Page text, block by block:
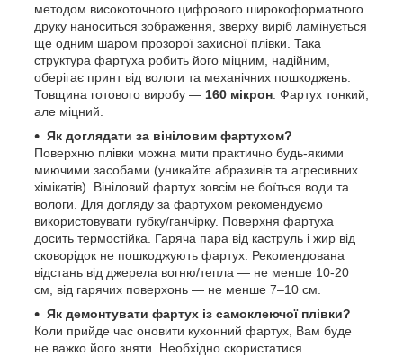
методом високоточного цифрового широкоформатного
друку наноситься зображення, зверху виріб ламінується
ще одним шаром прозорої захисної плівки. Така
структура фартуха робить його міцним, надійним,
оберігає принт від вологи та механічних пошкоджень.
Товщина готового виробу — 160 мікрон . Фартух тонкий,
але міцний.
Як доглядати за вініловим фартухом?
Поверхню плівки можна мити практично будь-якими
миючими засобами (уникайте абразивів та агресивних
хімікатів). Вініловий фартух зовсім не боїться води та
вологи. Для догляду за фартухом рекомендуємо
використовувати губку/ганчірку. Поверхня фартуха
досить термостійка. Гаряча пара від каструль і жир від
сковорідок не пошкоджують фартух. Рекомендована
відстань від джерела вогню/тепла — не менше 10-20
см, від гарячих поверхонь — не менше 7–10 см.
Як демонтувати фартух із самоклеючої плівки?
Коли прийде час оновити кухонний фартух, Вам буде
не важко його зняти. Необхідно скористатися